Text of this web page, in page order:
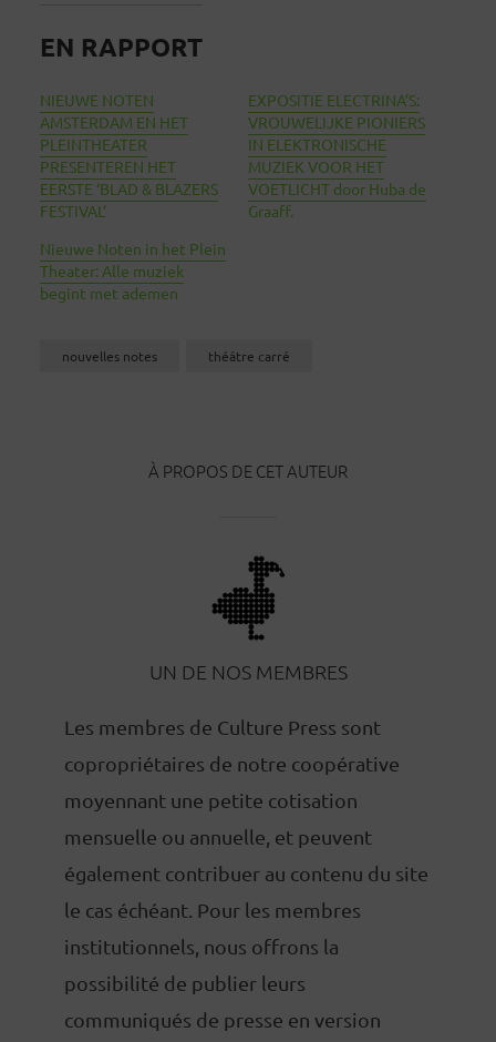
EN RAPPORT
NIEUWE NOTEN
AMSTERDAM EN HET
PLEINTHEATER
PRESENTEREN HET
EERSTE ‘BLAD & BLAZERS
FESTIVAL’
EXPOSITIE ELECTRINA’S:
VROUWELIJKE PIONIERS
IN ELEKTRONISCHE
MUZIEK VOOR HET
VOETLICHT door Huba de
Graaff.
Nieuwe Noten in het Plein
Theater: Alle muziek
begint met ademen
nouvelles notes théâtre carré
À PROPOS DE CET AUTEUR
UN DE NOS MEMBRES
Les membres de Culture Press sont
copropriétaires de notre coopérative
moyennant une petite cotisation
mensuelle ou annuelle, et peuvent
également contribuer au contenu du site
le cas échéant. Pour les membres
institutionnels, nous offrons la
possibilité de publier leurs
communiqués de presse en version